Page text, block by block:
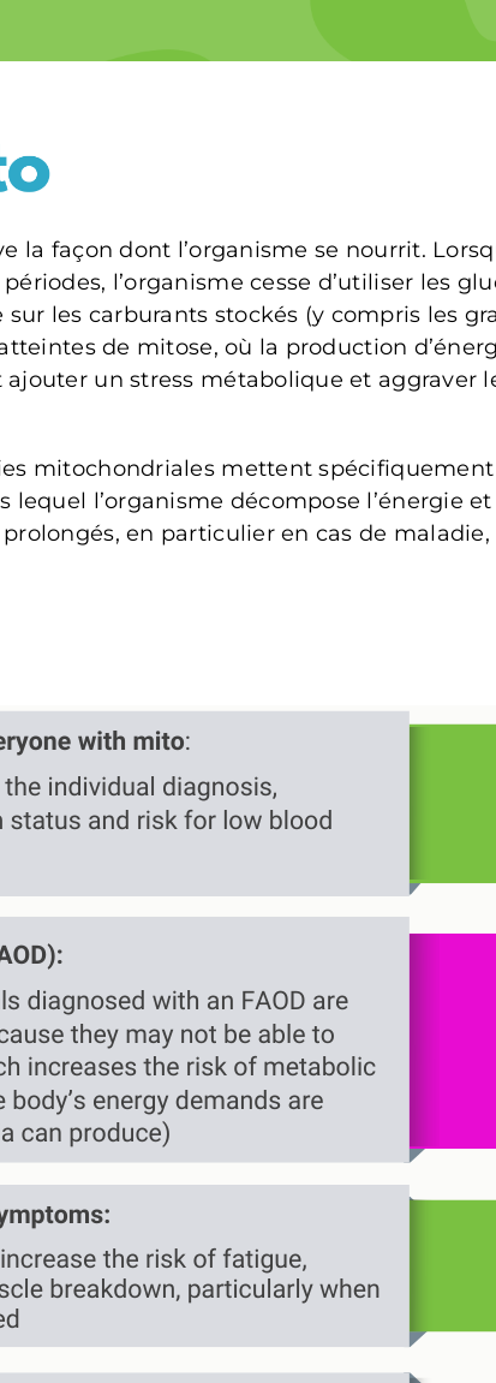
façon dont l’organisme se nourrit.
l’organisme cesse d’utiliser les
les carburants stockés (y compris les
de mitose, où la production
un stress métabolique et aggraver
mitochondriales mettent spécifiquement
l’organisme décompose l’énergie et
en particulier en cas de maladie,